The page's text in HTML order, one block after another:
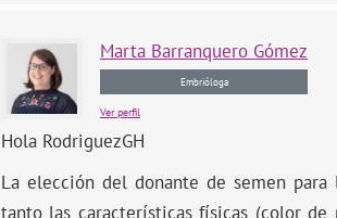
Marta Barranquero Gómez
Embrióloga
Ver perfil
Hola RodriguezGH
La elección del donante de semen
tanto las características físicas (color